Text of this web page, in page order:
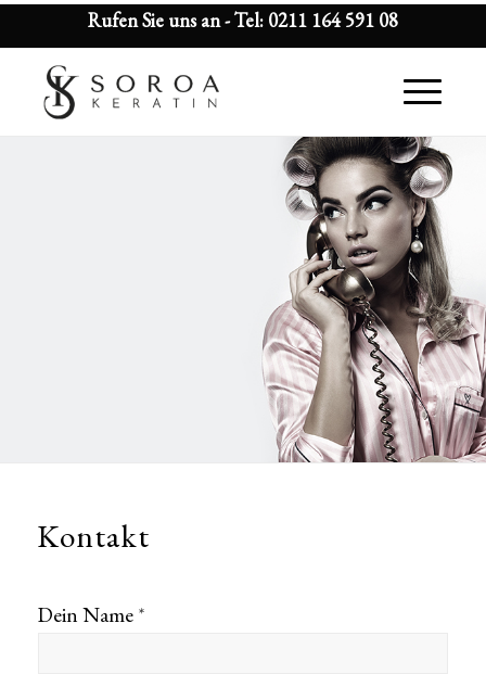
Rufen Sie uns an - Tel: 0211 164 591 08
Kontakt
Dein Name *